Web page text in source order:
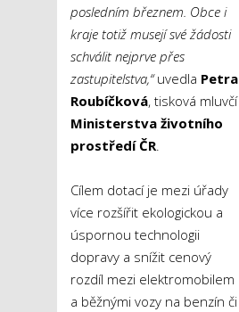
posledním březnem. Obce i
kraje totiž musejí své žádosti
schválit nejprve přes
zastupitelstva,“uvedla Petra
Roubíčková, tisková mluvčí
Ministerstva životního
prostředí ČR.
Cílem dotací je mezi úřady
více rozšířit ekologickou a
úspornou technologii
dopravy a snížit cenový
rozdíl mezi elektromobilem
a běžnými vozy na benzín či